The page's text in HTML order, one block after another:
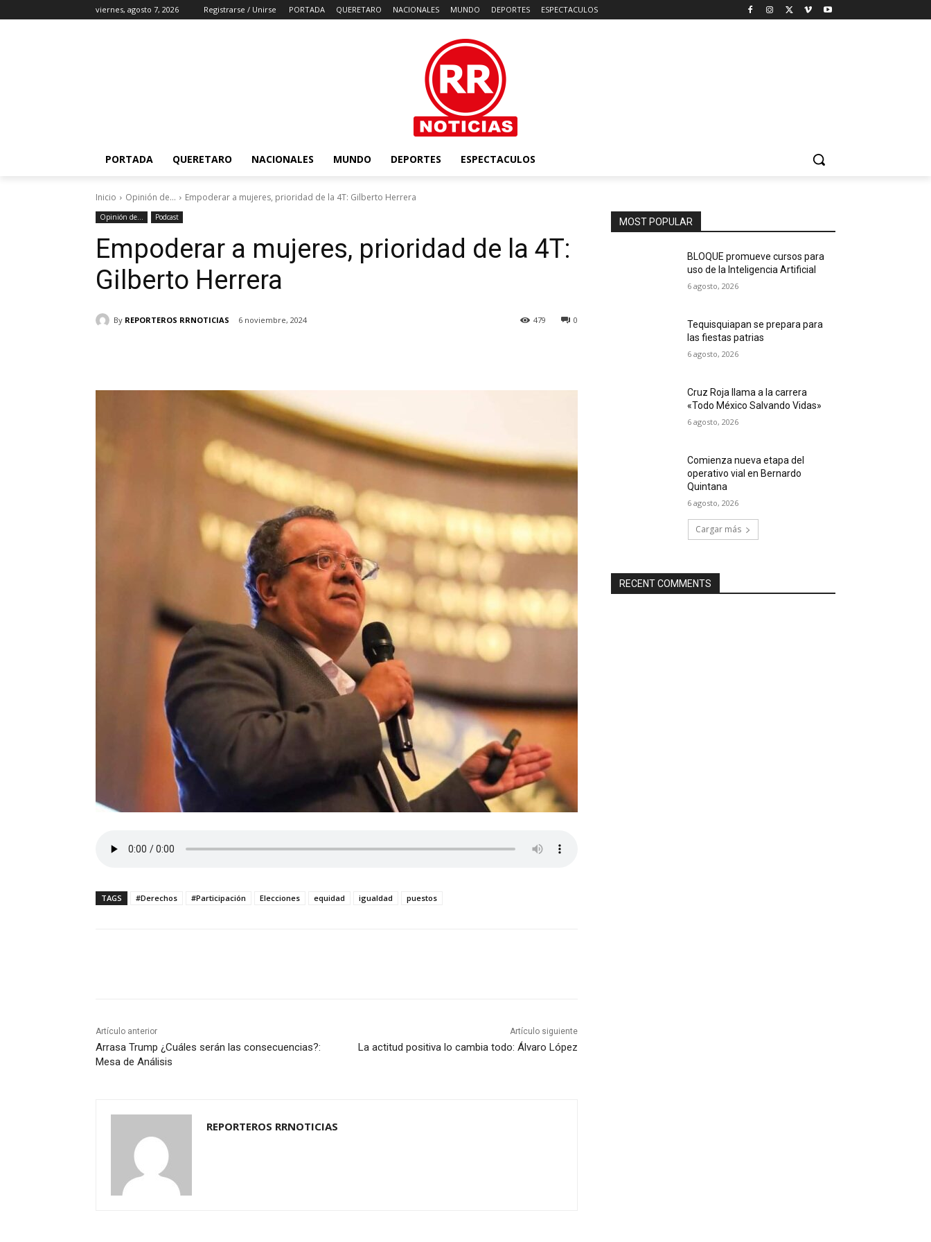
viernes, agosto 7, 2026 Registrarse / Unirse PORTADA QUERETARO NACIONALES MUNDO DEPORTES ESPECTACULOS
PORTADA QUERETARO NACIONALES MUNDO DEPORTES ESPECTACULOS
Inicio Opinión de... Empoderar a mujeres, prioridad de la 4T: Gilberto Herrera
Opinión de... Podcast
Empoderar a mujeres, prioridad de la 4T:
Gilberto Herrera
By REPORTEROS RRNOTICIAS 6 noviembre, 2024 0
479
TAGS #Derechos #Participación Elecciones equidad igualdad puestos
Artículo anterior
Arrasa Trump ¿Cuáles serán las consecuencias?:
Mesa de Análisis
Artículo siguiente
La actitud positiva lo cambia todo: Álvaro López
REPORTEROS RRNOTICIAS
MOST POPULAR
BLOQUE promueve cursos para
uso de la Inteligencia Artificial
6 agosto, 2026
Tequisquiapan se prepara para
las fiestas patrias
6 agosto, 2026
Cruz Roja llama a la carrera
«Todo México Salvando Vidas»
6 agosto, 2026
Comienza nueva etapa del
operativo vial en Bernardo
Quintana
6 agosto, 2026
Cargar más
RECENT COMMENTS